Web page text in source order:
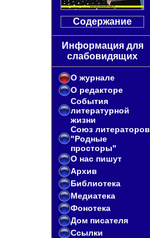
Содержание
Информация для
слабовидящих
О журнале
О редакторе
События
литературной
жизни
Союз литераторов
"Родные
просторы"
О нас пишут
Архив
Библиотека
Медиатека
Фонотека
Дом писателя
Ссылки